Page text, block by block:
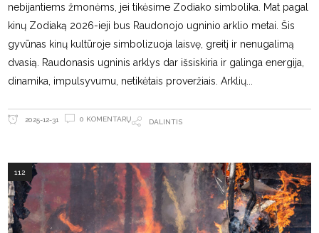
nebijantiems žmonėms, jei tikėsime Zodiako simbolika. Mat pagal
kinų Zodiaką 2026-ieji bus Raudonojo ugninio arklio metai. Šis
gyvūnas kinų kultūroje simbolizuoja laisvę, greitį ir nenugalimą
dvasią. Raudonasis ugninis arklys dar išsiskiria ir galinga energija,
dinamika, impulsyvumu, netikėtais proveržiais. Arklių
2025-12-31 0 KOMENTARŲ DALINTIS
112